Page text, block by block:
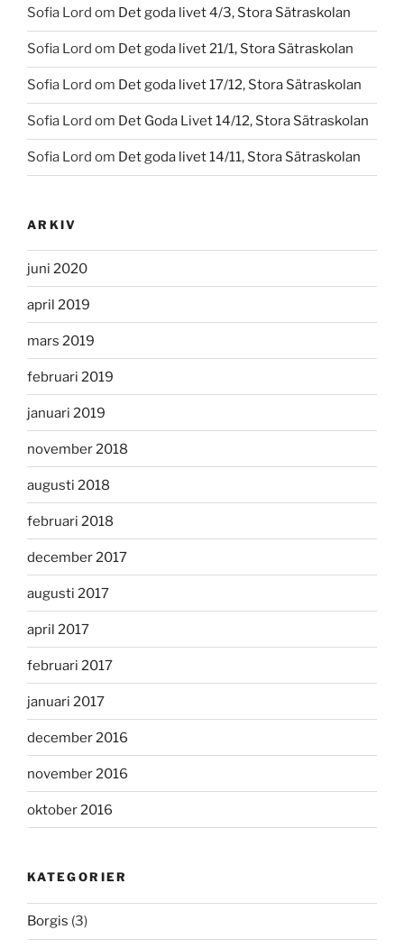
Sofia Lord om Det goda livet 4/3, Stora Sätraskolan
Sofia Lord om Det goda livet 21/1, Stora Sätraskolan
Sofia Lord om Det goda livet 17/12, Stora Sätraskolan
Sofia Lord om Det Goda Livet 14/12, Stora Sätraskolan
Sofia Lord om Det goda livet 14/11, Stora Sätraskolan
ARKIV
juni 2020
april 2019
mars 2019
februari 2019
januari 2019
november 2018
augusti 2018
februari 2018
december 2017
augusti 2017
april 2017
februari 2017
januari 2017
december 2016
november 2016
oktober 2016
KATEGORIER
Borgis (3)